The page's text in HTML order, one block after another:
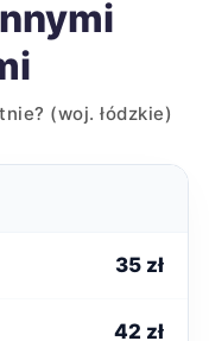
(woj. łódzkie)
35 zł
42 zł